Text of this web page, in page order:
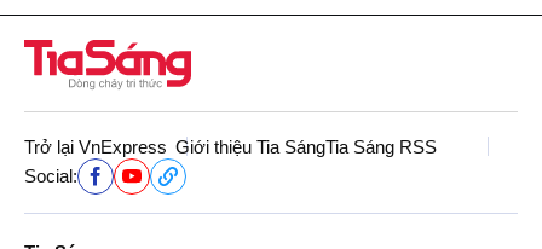
Trở lại VnExpress Giới thiệu Tia SángTia Sáng RSS
Social: